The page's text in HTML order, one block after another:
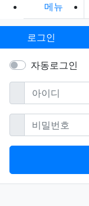
메뉴
로그인
자동로그인
아이디필수
비밀번호필수